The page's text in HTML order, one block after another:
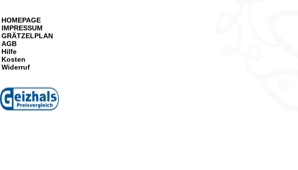
HOMEPAGE
IMPRESSUM
GRÄTZELPLAN
AGB
Hilfe
Kosten
Widerruf